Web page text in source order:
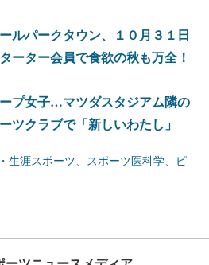
ルパークタウン、１０月３１日
ーター会員で食欲の秋も万全！
プ女子…マツダスタジアム隣の
ツクラブで「新しいわたし」
生涯スポーツ スポーツ医科学
ピ